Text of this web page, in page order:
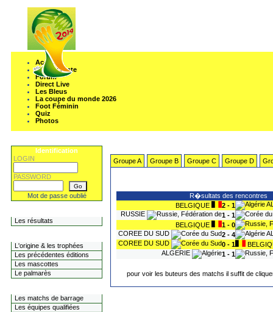
Accueil
Mon Compte
Forum
Direct Live
Les Bleus
La coupe du monde 2026
Foot Féminin
Quiz
Photos
Identification
LOGIN
PASSWORD
Mot de passe oublié
Les résultats
L'origine & les trophées
Les précédentes éditions
Les mascottes
Le palmarès
Les matchs de barrage
Les équipes qualifiées
Groupe A Groupe B Groupe C Groupe D
R�sultats des rencontres
BELGIQUE
2 - 1
RUSSIE
1 - 1
BELGIQUE
1 - 0
COREE DU SUD
2 - 4
COREE DU SUD
0 - 1
ALGERIE
1 - 1
pour voir les buteurs des matchs il suffit de